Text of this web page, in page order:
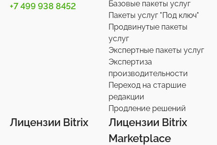
Украшения, аксессуары1
Чат-боты
+7 499 938 8452
Базовые пакеты услуг
Пакеты услуг "Под ключ"
Продвинутые пакеты
услуг
Экспертные пакеты услуг
Экспертиза
производительности
Переход на старшие
редакции
Продление решений
Лицензии Bitrix
Лицензии Bitrix
Marketplace